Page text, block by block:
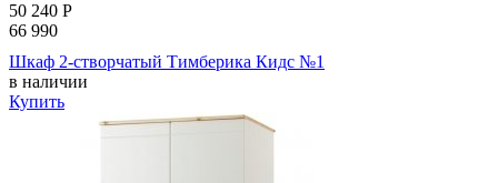
50 240 Р
66 990
Шкаф 2-створчатый Тимберика Кидс №1
в наличии
Купить